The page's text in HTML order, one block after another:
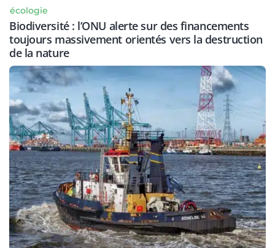
écologie
Biodiversité : l’ONU alerte sur des financements
toujours massivement orientés vers la destruction
de la nature